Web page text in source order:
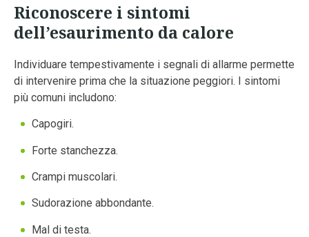
Riconoscere i sintomi
dell’esaurimento da calore
Individuare tempestivamente i segnali di allarme permette
di intervenire prima che la situazione peggiori. I sintomi
più comuni includono:
Capogiri.
Forte stanchezza.
Crampi muscolari.
Sudorazione abbondante.
Mal di testa.